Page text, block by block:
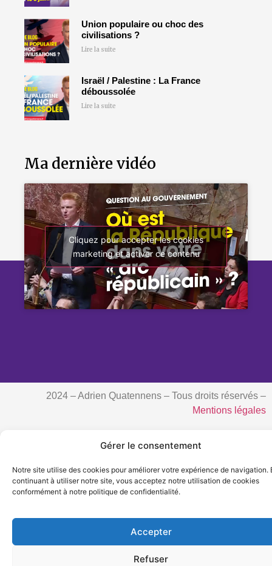
Gérer le consentement
Notre site utilise des cookies pour améliorer votre expérience de navigation.
continuant à utiliser notre site, vous acceptez notre utilisation de cookies
conformément à notre politique de confidentialité.
Accepter
Refuser
Union populaire ou choc des
civilisations ?
Lire la suite
Israël / Palestine : La France
déboussolée
Lire la suite
Ma dernière vidéo
Cliquez pour accepter les cookies
marketing et activer ce contenu
2024 – Adrien Quatennens – Tous droits réservés –
Mentions légales